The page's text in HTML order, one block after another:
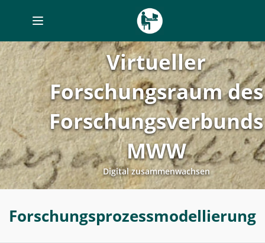
Toggle
navigation
Virtueller
Forschungsraum des
Forschungsverbunds
MWW
Digital zusammenwachsen
-
Forschungsprozessmodellierung